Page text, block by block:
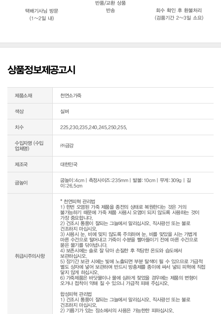
택배기사님 방문
(1~2일 내)
반품/교환 상품
반송
회수 확인 후 환불처리
(검품기간 2~3일 소요)
상품정보제공고시
제품소재 천연소가죽
색상 실버
치수 225,230,235,240,245,250,255,
수입자명 (수입
업체명)
㈜금강
제조국 대한민국
굽높이
굽높이:4cm｜측정사이즈:235mm｜발볼:10cm｜무게:309g｜길
이:26.5cm
취급시주의사항
* 천연피혁 관리법
1) 한번 오염된 가죽 제품을 종전의 상태로 복원한다는 것은 거의
불가능하기 때문에 가죽 제품 사용시 오염이 되지 않도록 사용하는 것이
가장 중요합니다.
2) 건조시 통풍이 잘되는 그늘에서 말리십시오. 직사광선 또는 불로
건조하지 마십시오.
3) 사용시 눈, 비에 맞지 않도록 주의하며 눈, 비를 맞았을 시는 가볍게
마른 수건으로 털어내고 가죽이 수분을 빨아들이기 전에 마른 수건으로
묻은 물기를 닦아냅니다.
4) 보존시에는 솔로 잘 닦아 손질한 후 적당한 온도와 습도에서
보관하십시오.
5) 장기간 보관 시에는 빛에 노출되면 부분 탈색이 될 수 있으므로 가급적
별도 상자에 넣어 보관하며 반드시 방충제를 종이에 싸서 넣되 피혁에 직접
닿지 않게 하십시오.
6) 가죽제품은 바닷물이나 물에 심하게 젖었을 경우에는 제품의 변형이
오거나 접착이 약해 질 수 있으니 가급적 피해 주십시오.
합성피혁 관리법
1) 건조시 통풍이 잘되는 그늘에서 말리십시오. 직사광선 또는 불로
건조하지 마십시오.
2) 기름기가 있는 장소에서의 사용은 가능한한 피하십시오.